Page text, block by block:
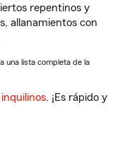
repentinos y
allanamientos con
una lista completa de la
. ¡Es rápido y